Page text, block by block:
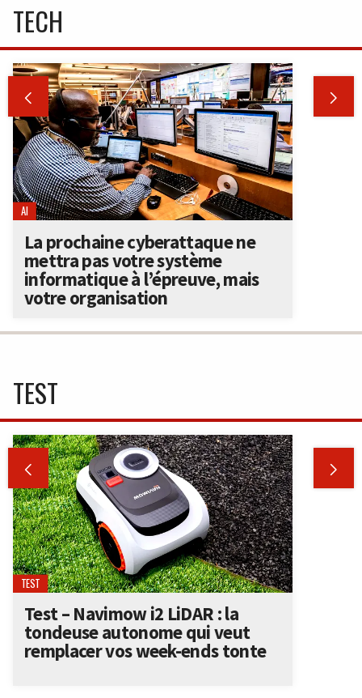
TECH
 
AI
La prochaine cyberattaque ne
mettra pas votre système
informatique à l’épreuve, mais
votre organisation
TEST
 
TEST
Test – Navimow i2 LiDAR : la
tondeuse autonome qui veut
remplacer vos week-ends tonte